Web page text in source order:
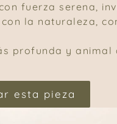
fuerza serena,
la naturaleza,
profunda y animal
esta pieza